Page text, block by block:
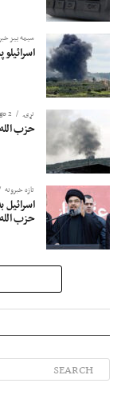
سیمه ییز
نړۍ 2 years ago
حزب
تازه خبرونه
حزب الله